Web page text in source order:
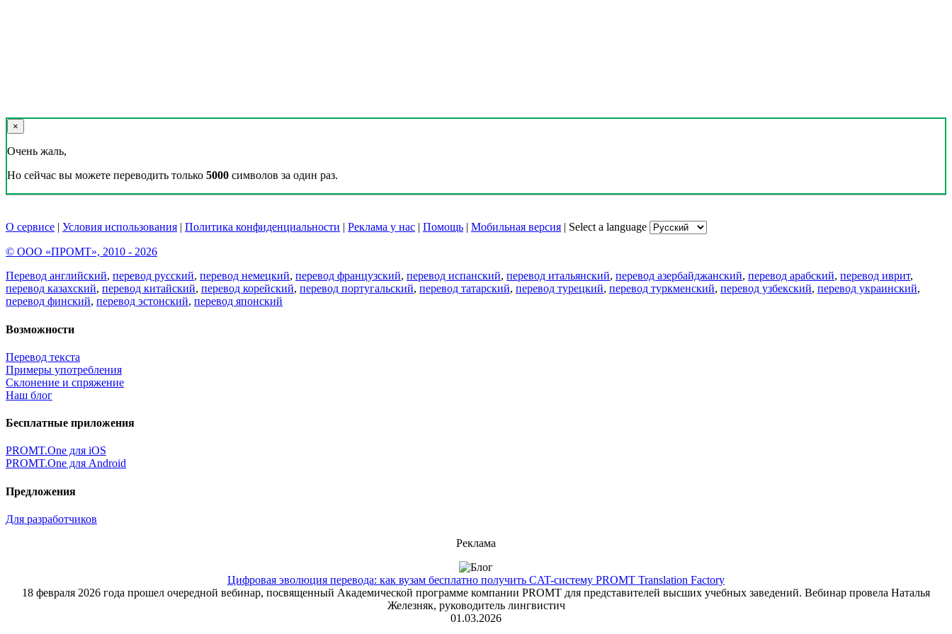
×
Очень жаль,
Но сейчас вы можете переводить только 5000 символов за один раз.
О сервисе | Условия использования | Политика конфиденциальности | Реклама у нас | Помощь | Мобильная версия | Select a language
© ООО «ПРОМТ», 2010 - 2026
Перевод английский, перевод русский, перевод немецкий, перевод французский, перевод испанский, перевод итальянский, перевод азербайджанский, перевод арабский, перевод иврит,
перевод казахский, перевод китайский, перевод корейский, перевод португальский, перевод татарский, перевод турецкий, перевод туркменский, перевод узбекский, перевод украинский,
перевод финский, перевод эстонский, перевод японский
Возможности
Перевод текста
Примеры употребления
Склонение и спряжение
Наш блог
Бесплатные приложения
PROMT.One для iOS
PROMT.One для Android
Предложения
Для разработчиков
Реклама
Цифровая эволюция перевода: как вузам бесплатно получить CAT-систему PROMT Translation Factory
18 февраля 2026 года прошел очередной вебинар, посвященный Академической программе компании PROMT для представителей высших учебных заведений. Вебинар провела Наталья
Железняк, руководитель лингвистич
01.03.2026